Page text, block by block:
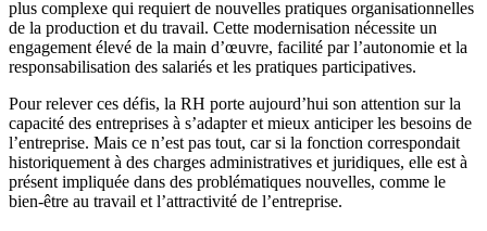
plus complexe qui requiert de nouvelles pratiques organisationnelles
de la production et du travail. Cette modernisation nécessite un
engagement élevé de la main d’œuvre, facilité par l’autonomie et la
responsabilisation des salariés et les pratiques participatives.
Pour relever ces défis, la RH porte aujourd’hui son attention sur la
capacité des entreprises à s’adapter et mieux anticiper les besoins de
l’entreprise. Mais ce n’est pas tout, car si la fonction correspondait
historiquement à des charges administratives et juridiques, elle est à
présent impliquée dans des problématiques nouvelles, comme le
bien-être au travail et l’attractivité de l’entreprise.